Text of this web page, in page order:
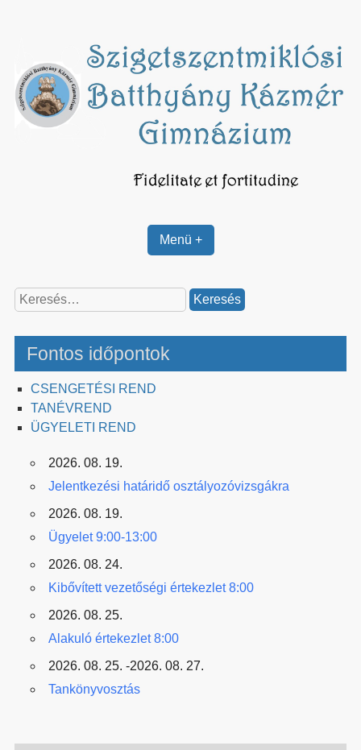
Menü +
Keresés:
Fontos időpontok
CSENGETÉSI REND
TANÉVREND
ÜGYELETI REND
2026. 08. 19.
Jelentkezési határidő osztályozóvizsgákra
2026. 08. 19.
Ügyelet 9:00-13:00
2026. 08. 24.
Kibővített vezetőségi értekezlet 8:00
2026. 08. 25.
Alakuló értekezlet 8:00
2026. 08. 25. -2026. 08. 27.
Tankönyvosztás